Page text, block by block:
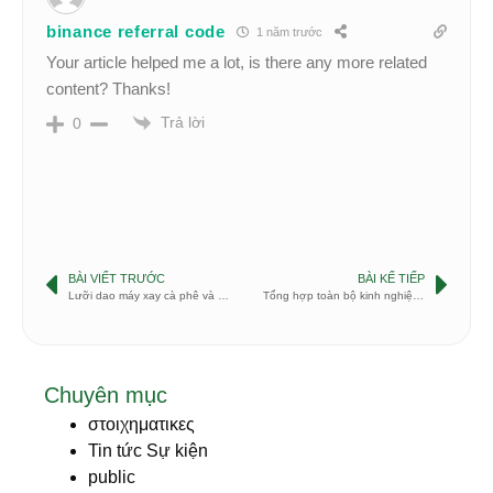
binance referral code 1 năm trước
Your article helped me a lot, is there any more related
content? Thanks!
0 Trả lời
BÀI VIẾT TRƯỚC
Lưỡi dao máy xay cà phê và chu kì thay thế
BÀI KẾ TIẾP
Tổng hợp toàn bộ kinh nghiệm mở quán cà phê thành công
Chuyên mục
στοιχηματικες
Tin tức Sự kiện
public